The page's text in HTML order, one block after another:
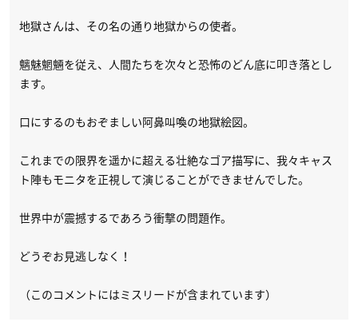
地獄さんは、その名の通り地獄からの使者。
魑魅魍魎を従え、人間たちを次々と恐怖のどん底に叩き落とし
ます。
口にするのもおぞましい阿鼻叫喚の地獄絵図。
これまでの限界を遥かに超える壮絶なゴア描写に、我々キャス
ト陣もモニタを正視して演じることができませんでした。
世界中が震撼するであろう衝撃の問題作。
どうぞお見逃しなく！
（このコメントにはミスリードが含まれています）